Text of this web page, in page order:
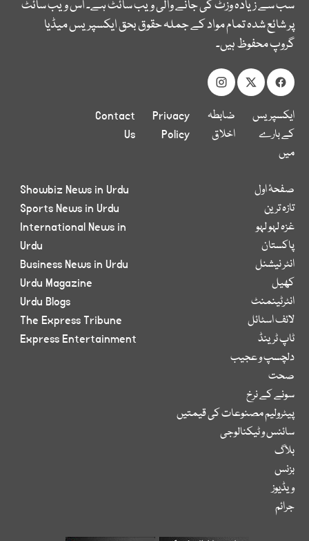
سب سے زیادہ وزٹ کی جانے والی ویب سائٹ ہے۔ اس ویب سائٹ
پر شائع شدہ تمام مواد کے جملہ حقوق بحق ایکسپریس میڈیا
گروپ محفوظ ہیں۔
ایکسپریس
کے بارے
میں
ضابطہ
اخلاق
Privacy
Policy
Contact
Us
صفحۂ اول
تازہ ترین
غزہ لہو لہو
پاکستان
انٹر نیشنل
کھیل
انٹرٹینمنٹ
لائف اسٹائل
ٹاپ ٹرینڈ
دلچسپ و عجیب
صحت
سونے کے نرخ
پیٹرولیم مصنوعات کی قیمتیں
سائنس و ٹیکنالوجی
بلاگ
بزنس
ویڈیوز
جرائم
Showbiz News in Urdu
Sports News in Urdu
International News in
Urdu
Business News in Urdu
Urdu Magazine
Urdu Blogs
The Express Tribune
Express Entertainment